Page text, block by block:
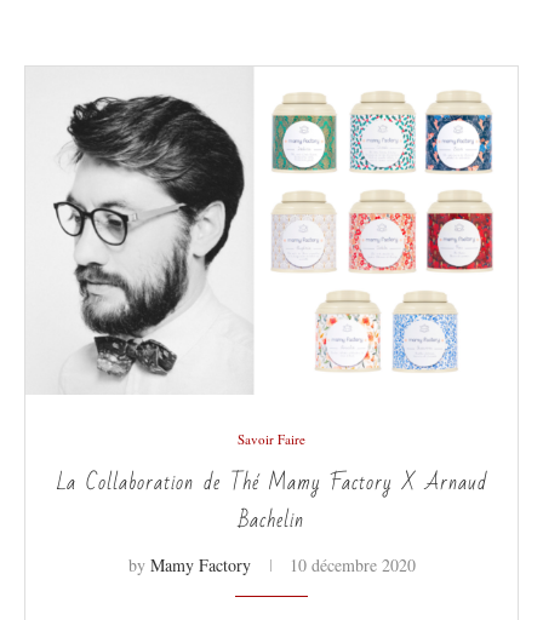
Savoir Faire
La Collaboration de Thé Mamy Factory X Arnaud
Bachelin
by Mamy Factory 10 décembre 2020